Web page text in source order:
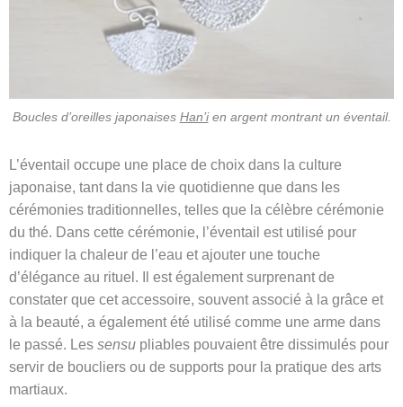
Boucles d’oreilles japonaises Han’ien argent montrant un éventail.
L’éventail occupe une place de choix dans la culture
japonaise, tant dans la vie quotidienne que dans les
cérémonies traditionnelles, telles que la célèbre cérémonie
du thé. Dans cette cérémonie, l’éventail est utilisé pour
indiquer la chaleur de l’eau et ajouter une touche
d’élégance au rituel. Il est également surprenant de
constater que cet accessoire, souvent associé à la grâce et
à la beauté, a également été utilisé comme une arme dans
le passé. Les sensu pliables pouvaient être dissimulés pour
servir de boucliers ou de supports pour la pratique des arts
martiaux.